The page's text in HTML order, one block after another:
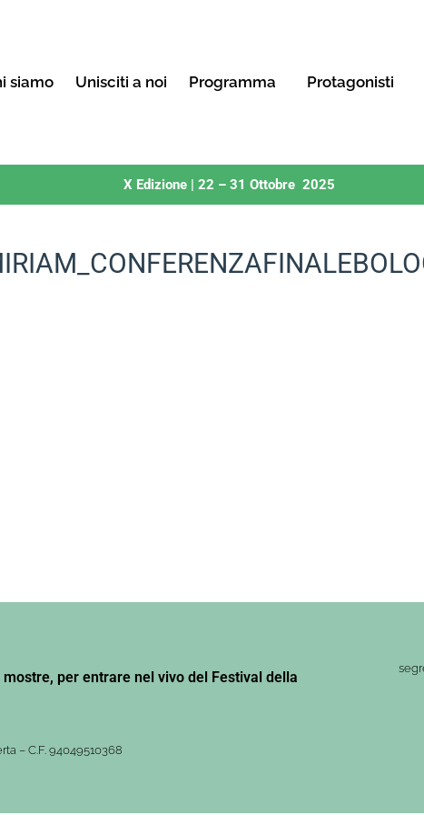
siamo Unisciti a noi Programma Protagonisti
X Edizione | 22 – 31 Ottobre 2025
per entrare nel vivo del Festival della
– C.F. 94049510368